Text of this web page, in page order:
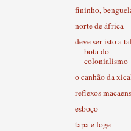
fininho,
norte de áfrica
deve ser isto a
bota do
colonialismo
o canhão da
reflexos
esboço
tapa e foge